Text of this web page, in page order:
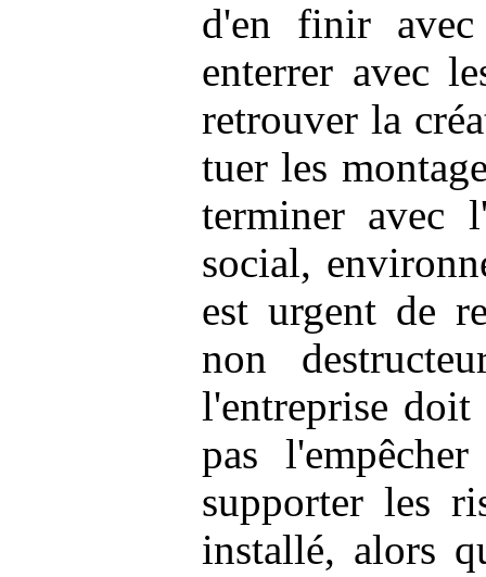
d'en finir
enterrer avec
retrouver la
tuer les
terminer avec
social,
est urgent de
non
l'entreprise
pas
supporter les
installé, alors